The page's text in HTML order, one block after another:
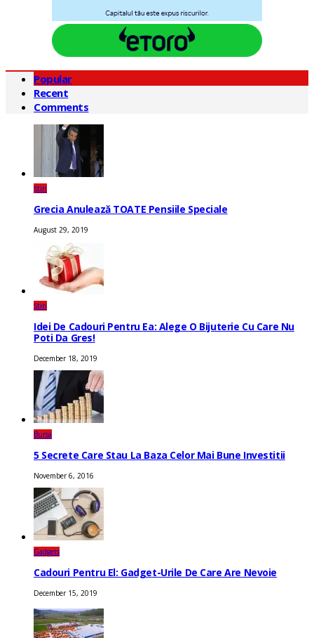
Popular
Recent
Comments
Știri
Grecia Anulează TOATE Pensiile Speciale
August 29, 2019
Știri
Idei De Cadouri Pentru Ea: Alege O Bijuterie Cu Care Nu
Poti Da Gres!
December 18, 2019
Bursa
5 Secrete Care Stau La Baza Celor Mai Bune Investitii
November 6, 2016
Gadgets
Cadouri Pentru El: Gadget-Urile De Care Are Nevoie
December 15, 2019